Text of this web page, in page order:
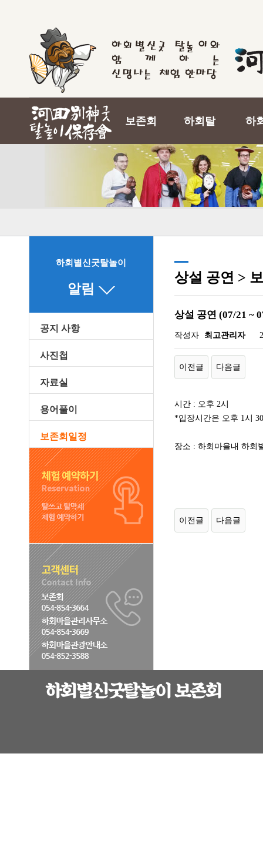
보존회 하회탈 하
하회별신굿탈놀이
알림
공지 사항
사진첩
자료실
용어풀이
보존회일정
상설 공연 >
상설 공연 (07/21 ~
페이지 정보
작성자 최고관리자
이전글 다음글
시간 : 오후 2시
*입장시간은 오후 1시
장소 : 하회마을내 하회
이전글 다음글